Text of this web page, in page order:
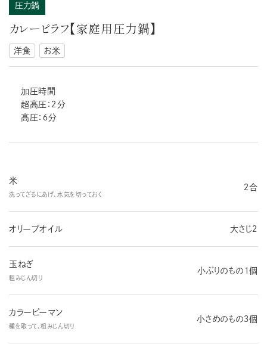
圧力鍋
カレーピラフ【家庭用圧力鍋】
洋食 お米
加圧時間
超高圧：２分
高圧：６分
米
洗ってざるにあげ、水気を切っておく
２合
オリーブオイル 大さじ２
玉ねぎ
粗みじん切り
小ぶりのもの１個
カラーピーマン
種を取って、粗みじん切り
小さめのもの３個